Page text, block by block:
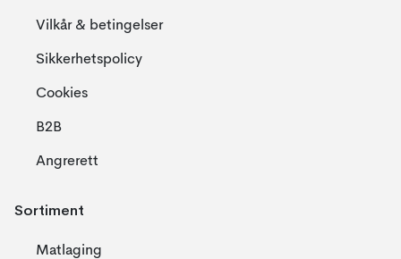
Vilkår & betingelser
Sikkerhetspolicy
Cookies
B2B
Angrerett
Sortiment
Matlaging